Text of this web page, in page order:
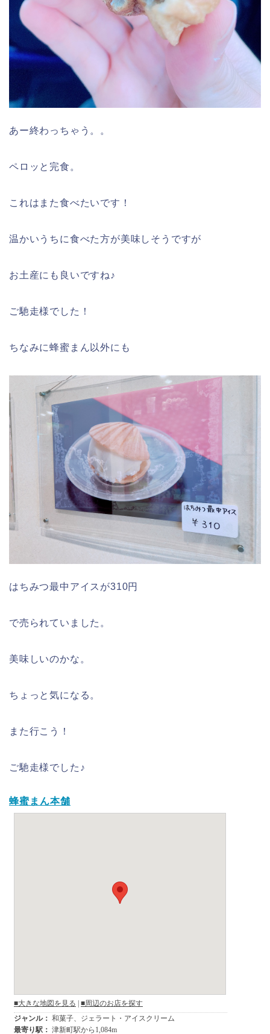
あー終わっちゃう。。
ペロッと完食。
これはまた食べたいです！
温かいうちに食べた方が美味しそうですが
お土産にも良いですね♪
ご馳走様でした！
ちなみに蜂蜜まん以外にも
はちみつ最中アイスが310円
で売られていました。
美味しいのかな。
ちょっと気になる。
また行こう！
ご馳走様でした♪
蜂蜜まん本舗